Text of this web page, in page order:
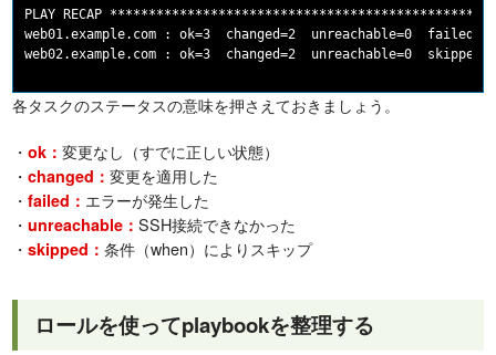
PLAY RECAP
web01.example.com : ok=3  changed=2  unreachable=0
各タスクのステータスの意味を押さえておきましょう。
・ok：変更なし（すでに正しい状態）
・changed：変更を適用した
・failed： エラーが発生した
・unreachable：SSH接続できなかった
・skipped：条件（when）によりスキップ
ロールを使ってplaybookを整理する